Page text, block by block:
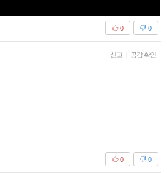
0
0
신고 | 공감 확인
0
0